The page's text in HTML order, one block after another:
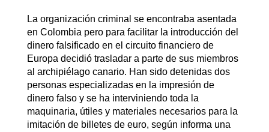
La organización criminal se encontraba asentada
en Colombia pero para facilitar la introducción del
dinero falsificado en el circuito financiero de
Europa decidió trasladar a parte de sus miembros
al archipiélago canario. Han sido detenidas dos
personas especializadas en la impresión de
dinero falso y se ha interviniendo toda la
maquinaria, útiles y materiales necesarios para la
imitación de billetes de euro, según informa una